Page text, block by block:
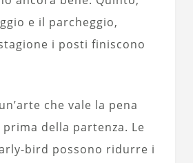
e il parcheggio,
i posti finiscono
che vale la pena
della partenza. Le
bird possono ridurre i